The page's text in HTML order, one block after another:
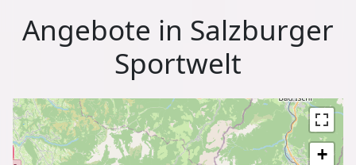
Angebote in Salzburger
Sportwelt
+